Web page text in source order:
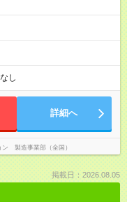
し
詳細へ
ン 製造事業部（全国）
掲載日：2026.08.05